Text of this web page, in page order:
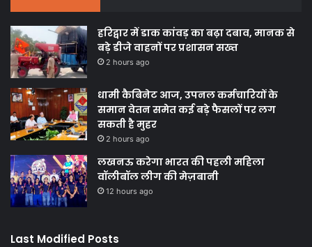
हरिद्वार में डाक कांवड़ का बढ़ा दबाव, मानक से
बड़े डीजे वाहनों पर प्रशासन सख्त
2 hours ago
धामी कैबिनेट आज, उपनल कर्मचारियों के
समान वेतन समेत कई बड़े फैसलों पर लग
सकती है मुहर
2 hours ago
लखनऊ करेगा भारत की पहली महिला
वॉलीबॉल लीग की मेज़बानी
12 hours ago
Last Modified Posts